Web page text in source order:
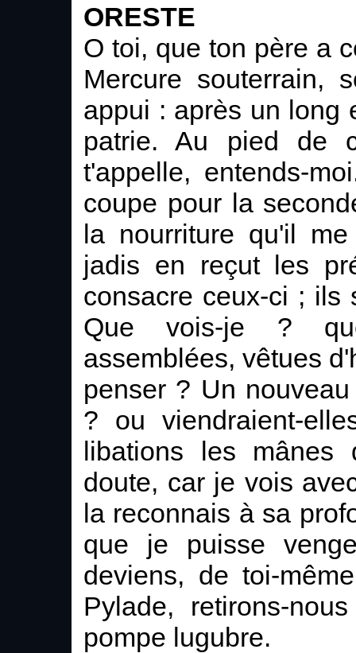
ORESTE
O toi, que ton père a
Mercure souterrain,
appui : après un long
patrie. Au pied de
t'appelle, entends-
coupe pour la
la nourriture qu'il
jadis en reçut les
consacre ceux-ci ; ils
Que vois-je ?
assemblées, vêtues
penser ? Un
? ou viendraient-
libations les
doute, car je vois
la reconnais à sa
que je puisse
deviens, de toi-
Pylade, retirons-
pompe lugubre.